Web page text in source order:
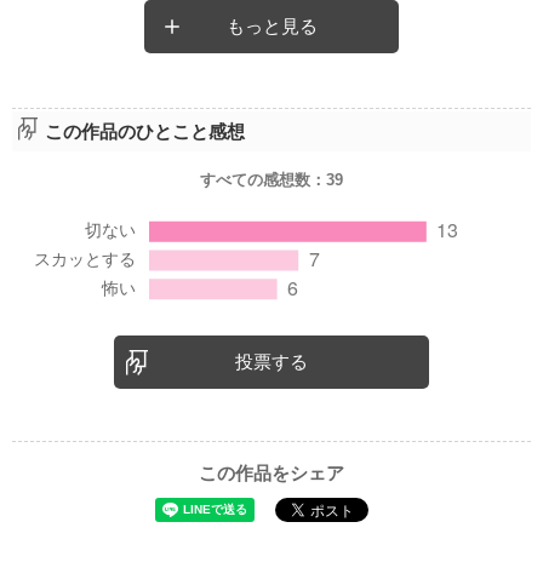
もっと見る
この作品のひとこと感想
すべての感想数： 39
投票する
この作品をシェア